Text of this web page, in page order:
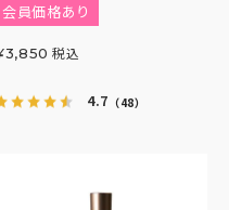
会員価格あり
3,850 税込
4.7 （48）